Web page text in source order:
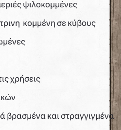
ψιλοκομμένες
κομμένη σε κύβους
χρήσεις
βρασμένα και στραγγιγμένα